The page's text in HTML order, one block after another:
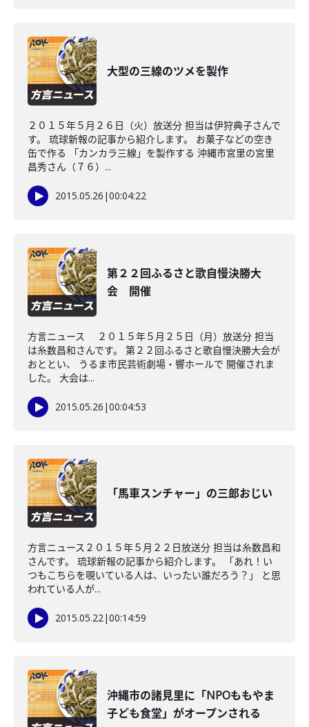
大型の三線のツメを製作
２０１５年５月２６日（火）放送分 担当は伊狩典子さんで
す。 琉球新報の記事から紹介します。 お菓子などの空き
缶で作る 「カンカラ三線」を製作する 沖縄市宮里の宮里
昌秀さん（７６）...
2015.05.26 |00:04:22
第２２回ふるさと歌自慢決勝大
会 開催
方言ニュース ２０１５年５月２５日（月）放送分 担当
は糸数昌和さんです。 第２２回ふるさと歌自慢決勝大会が
おととい、 うるま市民芸術劇場・響ホールで 開催されま
した。 大会は...
2015.05.26 |00:04:53
「馬車スンチャー」の三郎おじい
方言ニュース２０１５年５月２２日放送分 担当は糸数昌和
さんです。 琉球新報の記事から紹介します。 「あれ！い
つもこちらを覗いている人は、いったい誰だろう？」 と思
われている人が...
2015.05.22|00:14:59
沖縄市の諸見里に「NPOももやま
子ども食堂」がオープンされる